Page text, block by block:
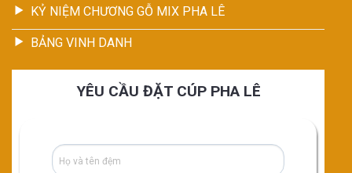
KỶ NIỆM CHƯƠNG GỖ MIX PHA LÊ
BẢNG VINH DANH
YÊU CẦU ĐẶT CÚP PHA LÊ